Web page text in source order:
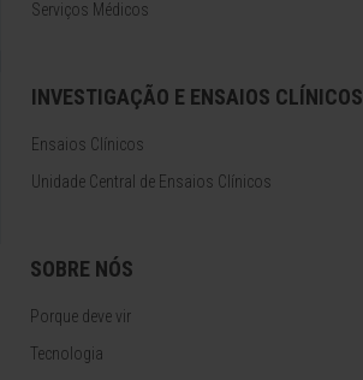
Serviços Médicos
INVESTIGAÇÃO E ENSAIOS CLÍNICOS
Ensaios Clínicos
Unidade Central de Ensaios Clínicos
SOBRE NÓS
Porque deve vir
Tecnologia